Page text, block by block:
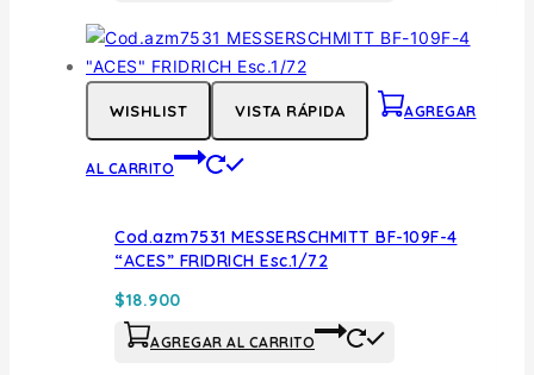
WISHLIST VISTA RÁPIDA AGREGAR
AL CARRITO
Cod.azm7531 MESSERSCHMITT BF-109F-4
“ACES” FRIDRICH Esc.1/72
$18.900
AGREGAR AL CARRITO